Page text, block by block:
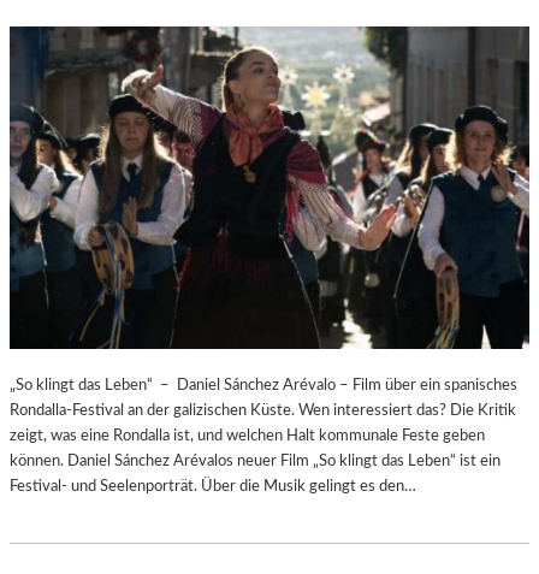
„So klingt das Leben“ – Daniel Sánchez Arévalo – Film über ein spanisches
Rondalla-Festival an der galizischen Küste. Wen interessiert das? Die Kritik
zeigt, was eine Rondalla ist, und welchen Halt kommunale Feste geben
können. Daniel Sánchez Arévalos neuer Film „So klingt das Leben“ ist ein
Festival- und Seelenporträt. Über die Musik gelingt es den…